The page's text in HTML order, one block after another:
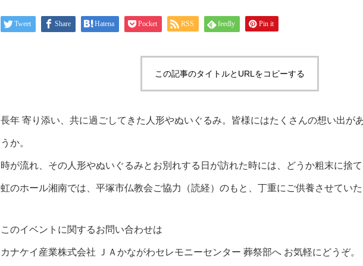
Tweet Share Hatena Pocket RSS feedly Pin it
この記事のタイトルとURLをコピーする
長年 寄り添い、共に過ごしてきた人形やぬいぐるみ。皆様にはたくさんの想い出が
うか。
時が流れ、その人形やぬいぐるみとお別れする日が訪れた時には、どうか粗末に捨
虹のホール湘南では、平塚市仏教会ご協力（読経）のもと、丁重にご供養させてい
このイベントに関するお問い合わせは
カナケイ産業株式会社 ＪＡかながわセレモニーセンター 葬祭部へ お気軽にどうぞ。